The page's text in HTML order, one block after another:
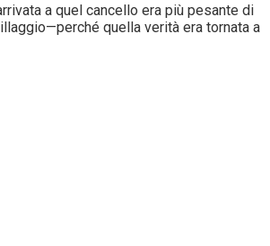
a quel cancello era più pesante di
quella verità era tornata a